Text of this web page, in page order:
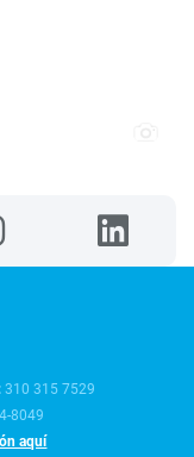
310 315 7529
8049
aquí